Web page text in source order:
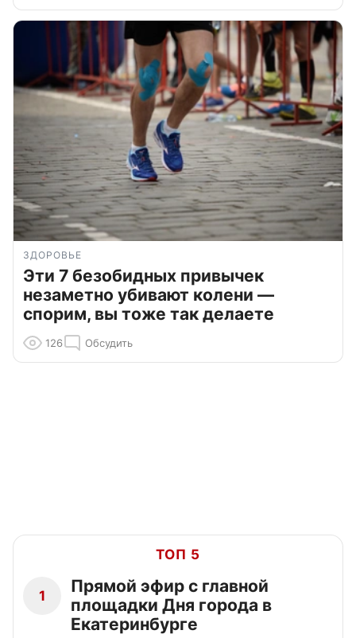
ЗДОРОВЬЕ
Эти 7 безобидных привычек
незаметно убивают колени —
спорим, вы тоже так делаете
126 Обсудить
ТОП 5
1
Прямой эфир с главной
площадки Дня города в
Екатеринбурге